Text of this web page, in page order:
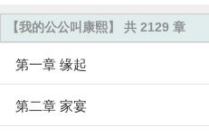
【我的公公叫康熙】 共 2129 章
第一章 缘起
第二章 家宴